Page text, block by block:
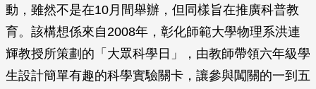
動，雖然不是在10月間舉辦，但同樣旨在推廣科普教
育。該構想係來自2008年，彰化師範大學物理系洪連
輝教授所策劃的「大眾科學日」，由教師帶領六年級學
生設計簡單有趣的科學實驗關卡，讓參與闖關的一到五